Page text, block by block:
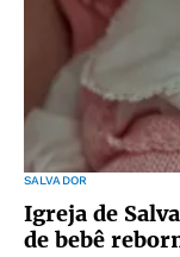
SALVADOR
Igreja de
de bebê